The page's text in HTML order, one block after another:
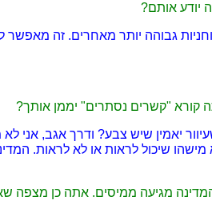
יודע אותם?
גבוהה יותר מאחרים. זה מאפשר
"קשרים נסתרים" יממן אותך?
יאמין שיש צבע? ודרך אגב, אני
שיכול לראות או לא לראות.
מגיעה ממיסים. אתה כן מצפה